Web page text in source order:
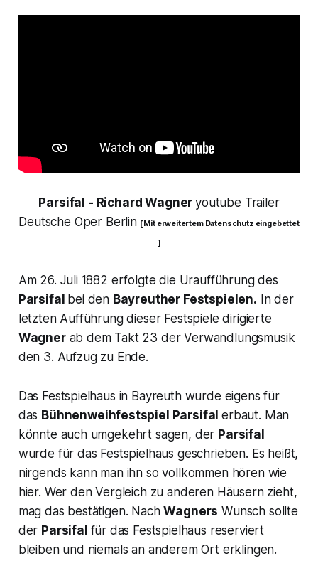
Parsifal - Richard Wagneryoutube Trailer
Deutsche Oper Berlin [ Mit erweitertem Datenschutz eingebettet
]
Am 26. Juli 1882 erfolgte die Uraufführung des
Parsifal bei den Bayreuther Festspielen. In der
letzten Aufführung dieser Festspiele dirigierte
Wagnerab dem Takt 23 der Verwandlungsmusik
den 3. Aufzug zu Ende.
Das Festspielhaus in Bayreuth wurde eigens für
das Bühnenweihfestspiel Parsifal erbaut. Man
könnte auch umgekehrt sagen, der Parsifal
wurde für das Festspielhaus geschrieben. Es heißt,
nirgends kann man ihn so vollkommen hören wie
hier. Wer den Vergleich zu anderen Häusern zieht,
mag das bestätigen. NachWagners Wunsch sollte
der Parsifal für das Festspielhaus reserviert
bleiben und niemals an anderem Ort erklingen.